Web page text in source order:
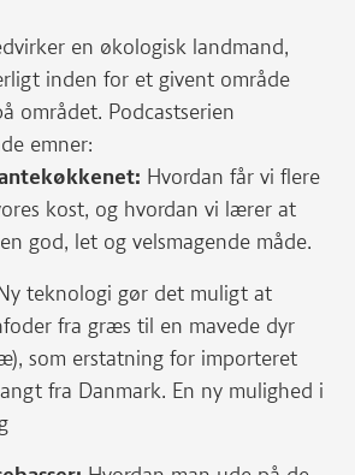
en økologisk landmand,
inden for et givent område
området. Podcastserien
emner:
Hvordan får vi flere
kost, og hvordan vi lærer at
god, let og velsmagende måde.
teknologi gør det muligt at
fra græs til en mavede dyr
som erstatning for importeret
fra Danmark. En ny mulighed i